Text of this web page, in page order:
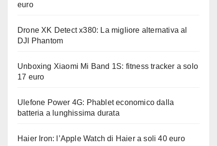
euro
Drone XK Detect x380: La migliore alternativa al
DJI Phantom
Unboxing Xiaomi Mi Band 1S: fitness tracker a solo
17 euro
Ulefone Power 4G: Phablet economico dalla
batteria a lunghissima durata
Haier Iron: l’Apple Watch di Haier a soli 40 euro